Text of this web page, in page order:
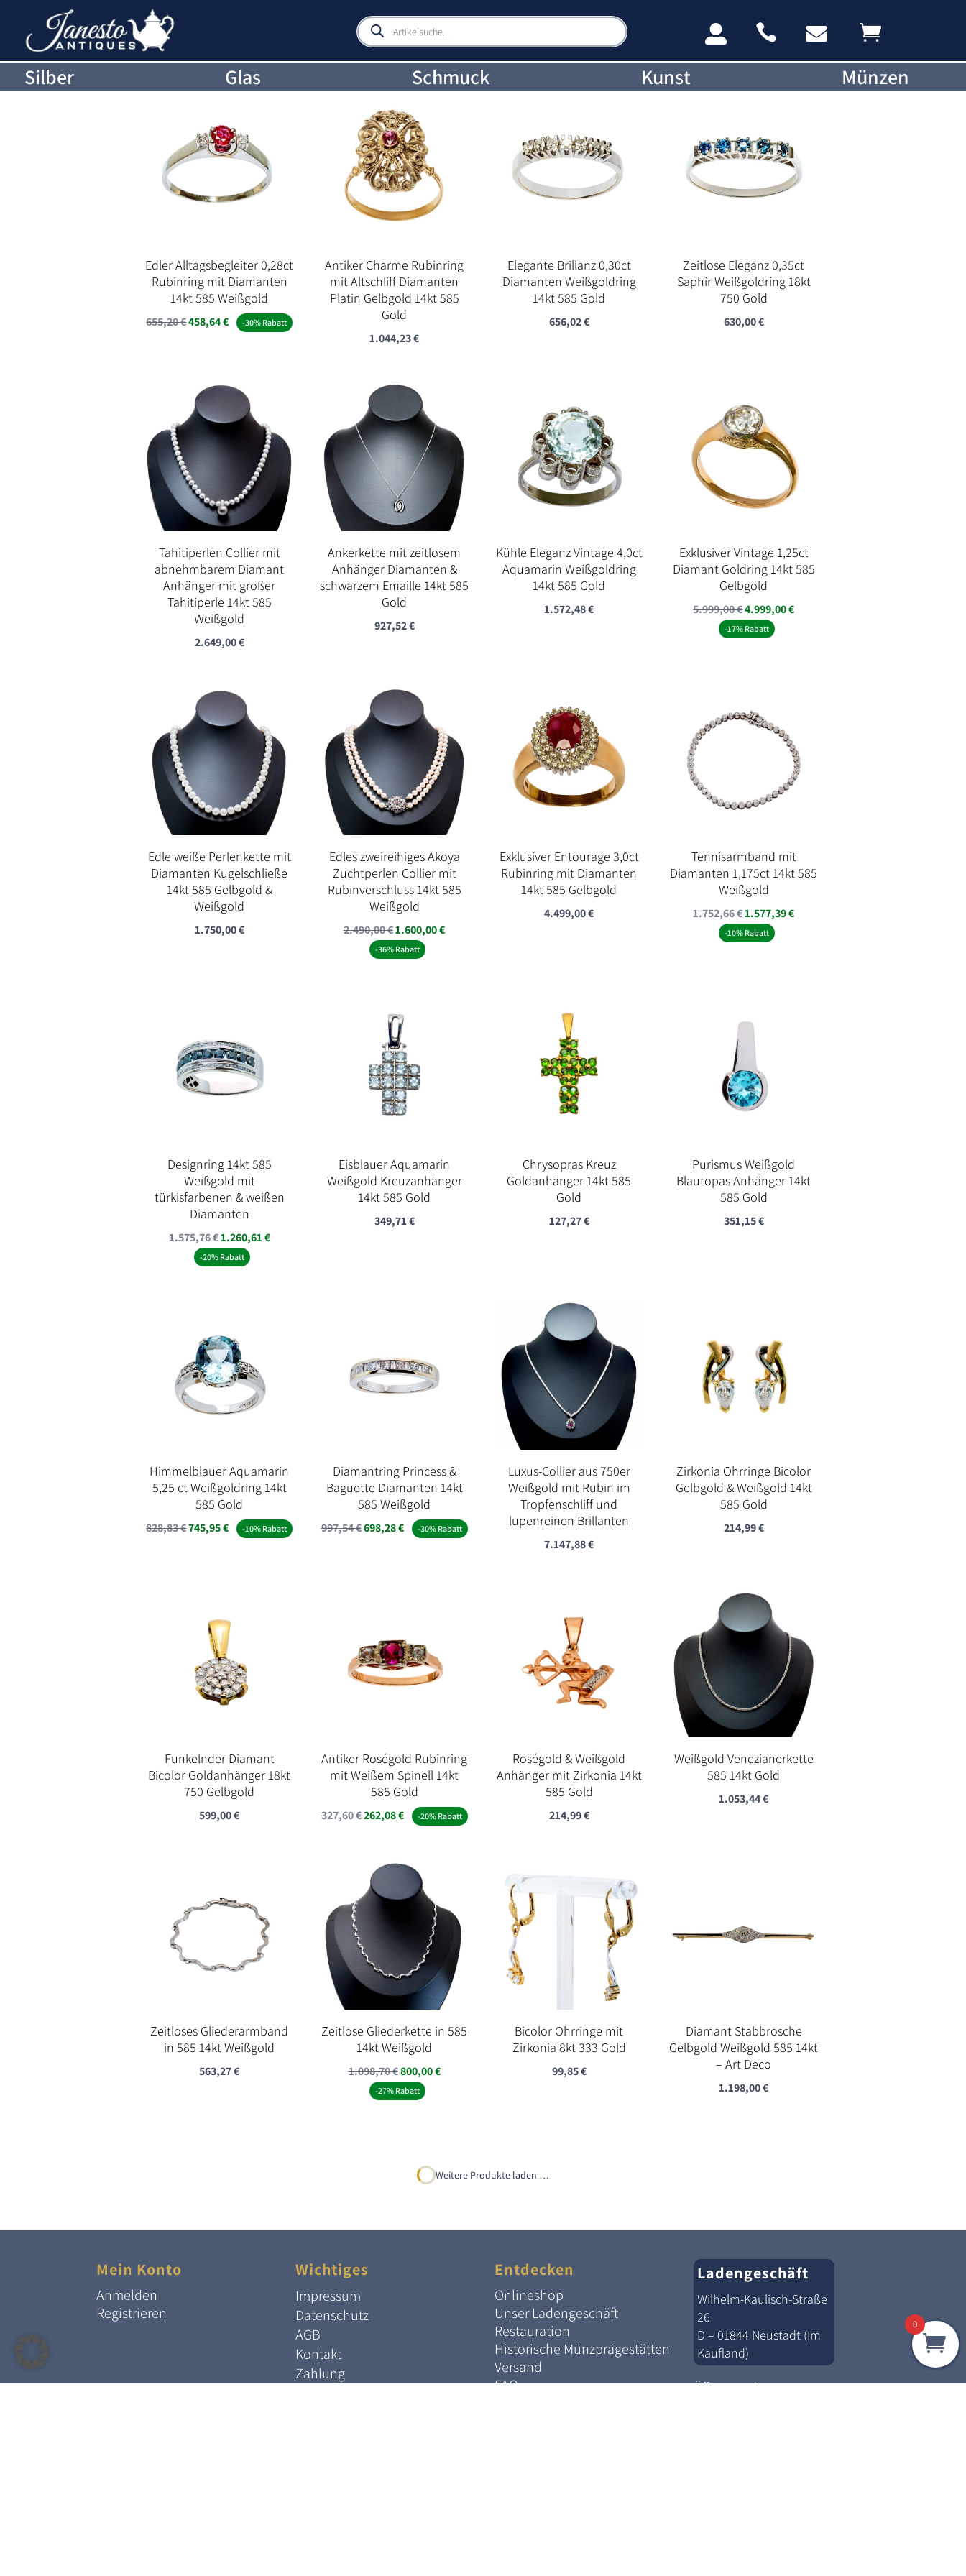
Products
search    
Silber Glas Schmuck Kunst Münzen
Edler Alltagsbegleiter 0,28ct
Rubinring mit Diamanten
14kt 585 Weißgold
655,20€458,64€ -30% Rabatt
Antiker Charme Rubinring
mit Altschliff Diamanten
Platin Gelbgold 14kt 585
Gold
1.044,23€
Elegante Brillanz 0,30ct
Diamanten Weißgoldring
14kt 585 Gold
656,02€
Zeitlose Eleganz 0,35ct
Saphir Weißgoldring 18kt
750 Gold
630,00€
Tahitiperlen Collier mit
abnehmbarem Diamant
Anhänger mit großer
Tahitiperle 14kt 585
Weißgold
2.649,00€
Ankerkette mit zeitlosem
Anhänger Diamanten &
schwarzem Emaille 14kt 585
Gold
927,52€
Kühle Eleganz Vintage 4,0ct
Aquamarin Weißgoldring
14kt 585 Gold
1.572,48€
Exklusiver Vintage 1,25ct
Diamant Goldring 14kt 585
Gelbgold
5.999,00€Ursprünglicher
Preis
4.999,00€Aktueller
-17% Rabatt
Edle weiße Perlenkette mit
Diamanten Kugelschließe
14kt 585 Gelbgold &
Weißgold
1.750,00€
Edles zweireihiges Akoya
Zuchtperlen Collier mit
Rubinverschluss 14kt 585
Weißgold
2.490,00€Ursprünglicher
Preis
1.600,00€Aktueller
-36% Rabatt
Exklusiver Entourage 3,0ct
Rubinring mit Diamanten
14kt 585 Gelbgold
4.499,00€
Tennisarmband mit
Diamanten 1,175ct 14kt 585
Weißgold
1.752,66€1.577,39€
-10% Rabatt
Designring 14kt 585
Weißgold mit
türkisfarbenen & weißen
Diamanten
1.575,76€1.260,61€
-20% Rabatt
Eisblauer Aquamarin
Weißgold Kreuzanhänger
14kt 585 Gold
349,71€
Chrysopras Kreuz
Goldanhänger 14kt 585
Gold
127,27€
Purismus Weißgold
Blautopas Anhänger 14kt
585 Gold
351,15€
Himmelblauer Aquamarin
5,25 ct Weißgoldring 14kt
585 Gold
828,83€745,95€ -10% Rabatt
Diamantring Princess &
Baguette Diamanten 14kt
585 Weißgold
997,54€698,28€ -30% Rabatt
Luxus-Collier aus 750er
Weißgold mit Rubin im
Tropfenschliff und
lupenreinen Brillanten
7.147,88€
Zirkonia Ohrringe Bicolor
Gelbgold & Weißgold 14kt
585 Gold
214,99€
Funkelnder Diamant
Bicolor Goldanhänger 18kt
750 Gelbgold
599,00€
Antiker Roségold Rubinring
mit Weißem Spinell 14kt
585 Gold
327,60€262,08€ -20% Rabatt
Roségold & Weißgold
Anhänger mit Zirkonia 14kt
585 Gold
214,99€
Weißgold Venezianerkette
585 14kt Gold
1.053,44€
Zeitloses Gliederarmband
in 585 14kt Weißgold
563,27€
Zeitlose Gliederkette in 585
14kt Weißgold
1.098,70€Ursprünglicher
Preis
800,00€Aktueller
-27% Rabatt
Bicolor Ohrringe mit
Zirkonia 8kt 333 Gold
99,85€
Diamant Stabbrosche
Gelbgold Weißgold 585 14kt
– Art Deco
1.198,00€
Weitere Produkte laden …
Mein Konto
Anmelden
Registrieren
Wichtiges
Impressum
Datenschutz
AGB
Kontakt
Zahlung
Entdecken
Onlineshop
Unser Ladengeschäft
Restauration
Historische Münzprägestätten
Versand
FAQ
Ladengeschäft
Wilhelm-Kaulisch-Straße
26
D – 01844 Neustadt (Im
Kaufland)
Öffnungszeiten:
0